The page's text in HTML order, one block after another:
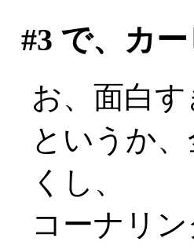
#3 で、カ
お、面白
というか
くし、
コーナリ